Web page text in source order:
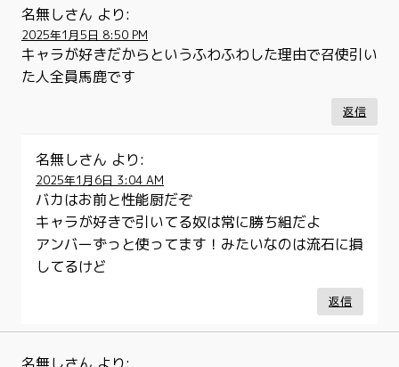
名無しさん より:
2025年1月5日 8:50 PM
キャラが好きだからというふわふわした理由で召使引い
た人全員馬鹿です
返信
名無しさん より:
2025年1月6日 3:04 AM
バカはお前と性能厨だぞ
キャラが好きで引いてる奴は常に勝ち組だよ
アンバーずっと使ってます！みたいなのは流石に損
してるけど
返信